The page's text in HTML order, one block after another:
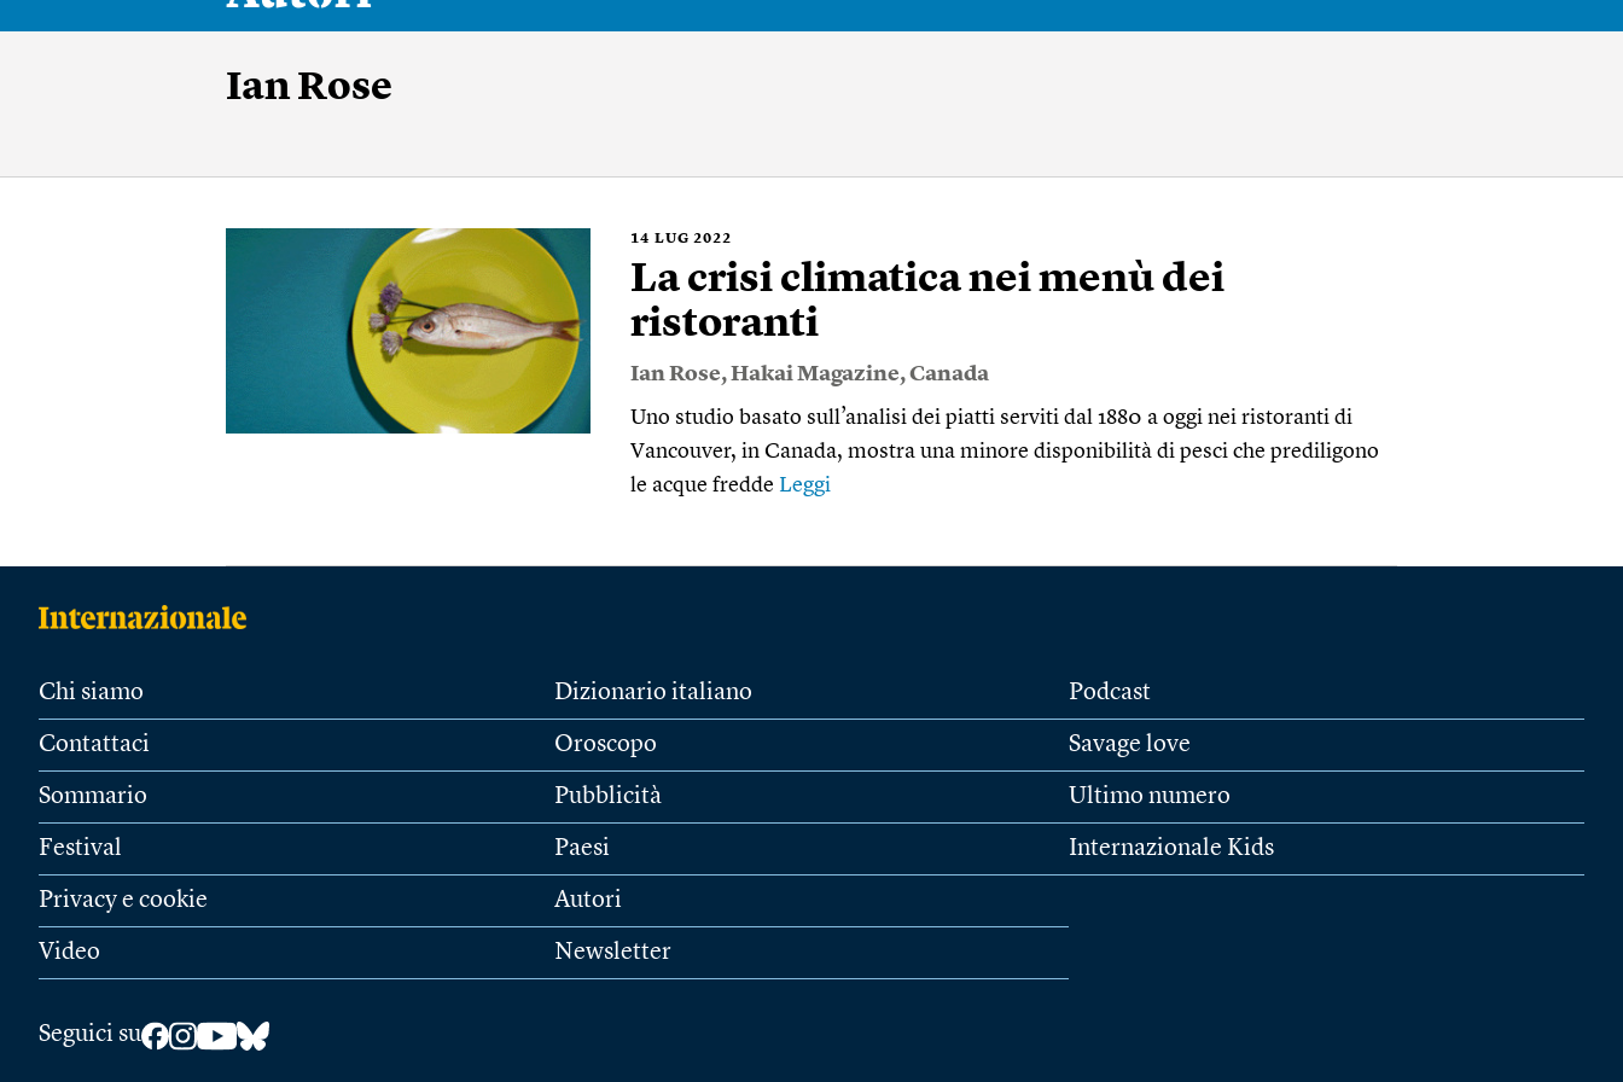
Ian Rose
14 LUG 2022
La crisi climatica nei menù dei
ristoranti
Ian Rose,Hakai Magazine,Canada
Uno studio basato sull’analisi dei piatti serviti dal 1880 a oggi nei ristoranti di
Vancouver, in Canada, mostra una minore disponibilità di pesci che prediligono
le acque fredde Leggi
Chi siamo
Contattaci
Sommario
Festival
Privacy e cookie
Video
Dizionario italiano
Oroscopo
Pubblicità
Paesi
Autori
Newsletter
Podcast
Savage love
Ultimo numero
Internazionale Kids
Seguici su